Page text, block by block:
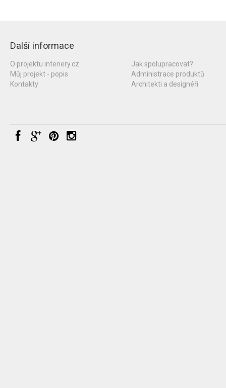
Další informace
O projektu interiery.cz
Můj projekt - popis
Kontakty
Jak spolupracovat?
Administrace produktů
Architekti a designéři